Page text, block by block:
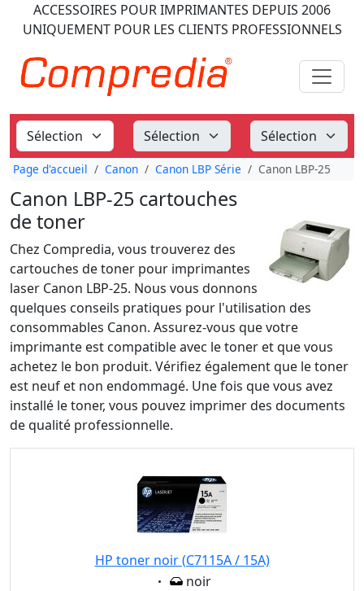
ACCESSOIRES POUR IMPRIMANTES DEPUIS 2006
UNIQUEMENT POUR LES CLIENTS PROFESSIONNELS
Page d'accueil Canon Canon LBP Série Canon LBP-25
Canon LBP-25 cartouches
de toner
Chez Compredia, vous trouverez des
cartouches de toner pour imprimantes
laser Canon LBP-25. Nous vous donnons
quelques conseils pratiques pour l'utilisation des
consommables Canon. Assurez-vous que votre
imprimante est compatible avec le toner et que vous
achetez le bon produit. Vérifiez également que le toner
est neuf et non endommagé. Une fois que vous avez
installé le toner, vous pouvez imprimer des documents
de qualité professionnelle.
HP toner noir (C7115A / 15A)
Eigenschaft:
noir